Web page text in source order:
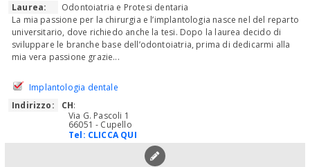
Laurea:
Odontoiatria e Protesi dentaria
La mia passione per la chirurgia e l’implantologia nasce nel del reparto
universitario, dove richiedo anche la tesi. Dopo la laurea decido di
sviluppare le branche base dell’odontoiatria, prima di dedicarmi alla
mia vera passione grazie...
Implantologia dentale
Indirizzo:
CH:
Via G. Pascoli 1
66051 - Cupello
Tel: CLICCA QUI